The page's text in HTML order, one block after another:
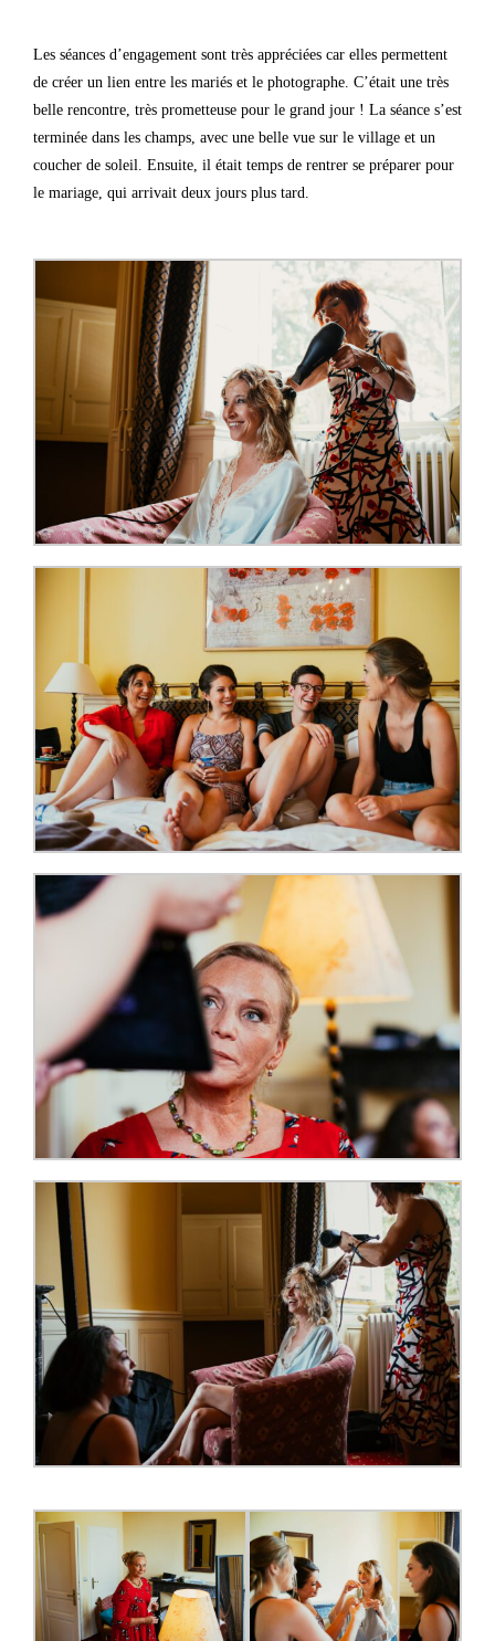
Les séances d’engagement sont très appréciées car elles permettent
de créer un lien entre les mariés et le photographe. C’était une très
belle rencontre, très prometteuse pour le grand jour ! La séance s’est
terminée dans les champs, avec une belle vue sur le village et un
coucher de soleil. Ensuite, il était temps de rentrer se préparer pour
le mariage, qui arrivait deux jours plus tard.